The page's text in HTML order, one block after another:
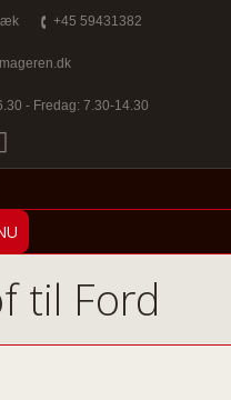
+45 59431382
- Fredag: 7.30-14.30
til Ford